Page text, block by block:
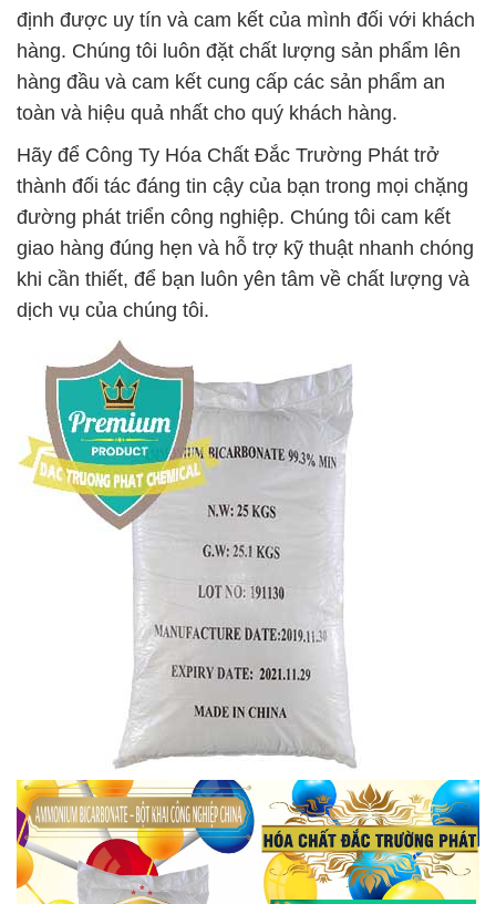
định được uy tín và cam kết của mình đối với khách
hàng. Chúng tôi luôn đặt chất lượng sản phẩm lên
hàng đầu và cam kết cung cấp các sản phẩm an
toàn và hiệu quả nhất cho quý khách hàng.
Hãy để Công Ty Hóa Chất Đắc Trường Phát trở
thành đối tác đáng tin cậy của bạn trong mọi chặng
đường phát triển công nghiệp. Chúng tôi cam kết
giao hàng đúng hẹn và hỗ trợ kỹ thuật nhanh chóng
khi cần thiết, để bạn luôn yên tâm về chất lượng và
dịch vụ của chúng tôi.